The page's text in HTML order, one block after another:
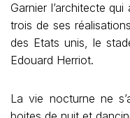
Garnier l’architecte
trois de ses
des Etats unis, le
Edouard Herriot.
La vie nocturne ne